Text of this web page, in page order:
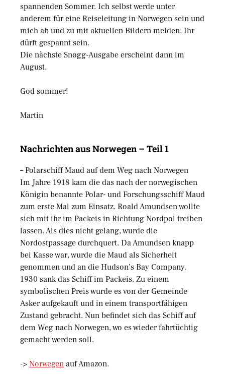
spannenden Sommer. Ich selbst werde unter
anderem für eine Reiseleitung in Norwegen sein und
mich ab und zu mit aktuellen Bildern melden. Ihr
dürft gespannt sein.
Die nächste Snøgg-Ausgabe erscheint dann im
August.
God sommer!
Martin
Nachrichten aus Norwegen – Teil 1
– Polarschiff Maud auf dem Weg nach Norwegen
Im Jahre 1918 kam die das nach der norwegischen
Königin benannte Polar- und Forschungsschiff Maud
zum erste Mal zum Einsatz. Roald Amundsen wollte
sich mit ihr im Packeis in Richtung Nordpol treiben
lassen. Als dies nicht gelang, wurde die
Nordostpassage durchquert. Da Amundsen knapp
bei Kasse war, wurde die Maud als Sicherheit
genommen und an die Hudson’s Bay Company.
1930 sank das Schiff im Packeis. Zu einem
symbolischen Preis wurde es von der Gemeinde
Asker aufgekauft und in einem transportfähigen
Zustand gebracht. Nun befindet sich das Schiff auf
dem Weg nach Norwegen, wo es wieder fahrtüchtig
gemacht werden soll.
-> Norwegen auf Amazon.